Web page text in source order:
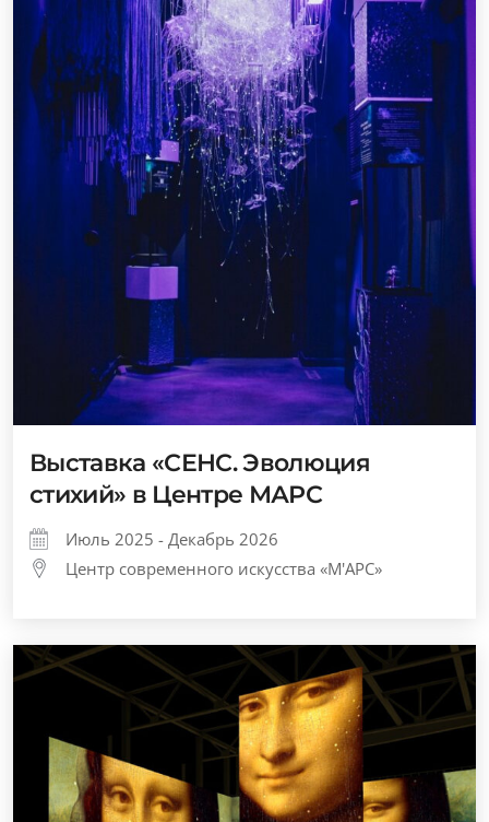
Выставка «СЕНС. Эволюция
стихий» в Центре МАРС
Июль 2025 - Декабрь 2026
Центр современного искусства «М'АРС»